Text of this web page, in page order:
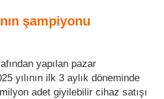
şampiyonu
yapılan pazar
yılının ilk 3 aylık döneminde
adet giyilebilir cihaz satışı